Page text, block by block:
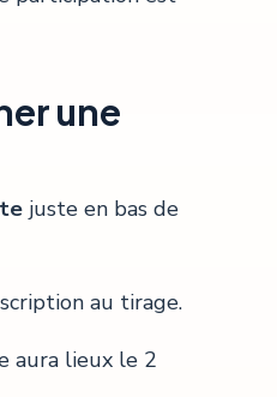
une
juste en bas de
au tirage.
aura lieux le 2